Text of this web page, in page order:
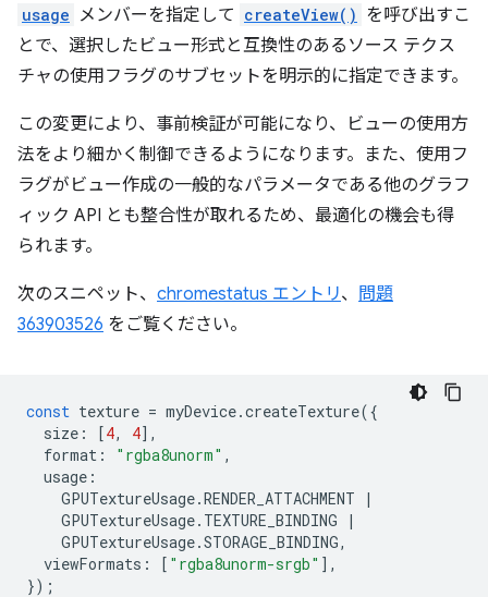
usage メンバーを指定して createView() を呼び出すこ
とで、選択したビュー形式と互換性のあるソース テクス
チャの使用フラグのサブセットを明示的に指定できます。
この変更により、事前検証が可能になり、ビューの使用方
法をより細かく制御できるようになります。また、使用フ
ラグがビュー作成の一般的なパラメータである他のグラフ
ィック API とも整合性が取れるため、最適化の機会も得
られます。
次のスニペット、 chromestatus エントリ、 問題
363903526 をご覧ください。
const texture = myDevice.createTexture({
size : [4, 4],
format : "rgba8unorm" ,
usage :
GPUTextureUsage.RENDER_ATTACHMENT
|
GPUTextureUsage. TEXTURE_BINDING
|
GPUTextureUsage.STORAGE_BINDING,
viewFormats : [ "rgba8unorm-srgb" ],
});